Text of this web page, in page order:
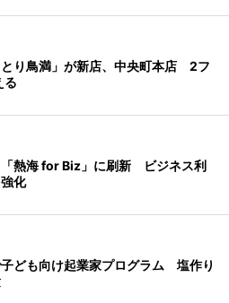
り鳥満」が新店、中央町本店 2フ
る
「熱海 for Biz」に刷新 ビジネス利
化
ども向け起業家プログラム 塩作り